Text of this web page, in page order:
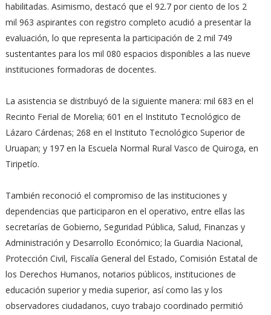
habilitadas. Asimismo, destacó que el 92.7 por ciento de los 2
mil 963 aspirantes con registro completo acudió a presentar la
evaluación, lo que representa la participación de 2 mil 749
sustentantes para los mil 080 espacios disponibles a las nueve
instituciones formadoras de docentes.
La asistencia se distribuyó de la siguiente manera: mil 683 en el
Recinto Ferial de Morelia; 601 en el Instituto Tecnológico de
Lázaro Cárdenas; 268 en el Instituto Tecnológico Superior de
Uruapan; y 197 en la Escuela Normal Rural Vasco de Quiroga, en
Tiripetío.
También reconoció el compromiso de las instituciones y
dependencias que participaron en el operativo, entre ellas las
secretarías de Gobierno, Seguridad Pública, Salud, Finanzas y
Administración y Desarrollo Económico; la Guardia Nacional,
Protección Civil, Fiscalía General del Estado, Comisión Estatal de
los Derechos Humanos, notarios públicos, instituciones de
educación superior y media superior, así como las y los
observadores ciudadanos, cuyo trabajo coordinado permitió